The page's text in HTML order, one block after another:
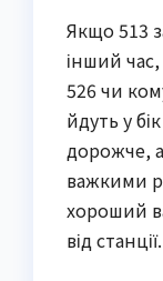
Якщо 513
інший
526 чи
йдуть у
дорожче,
важкими
хороший
від станції.